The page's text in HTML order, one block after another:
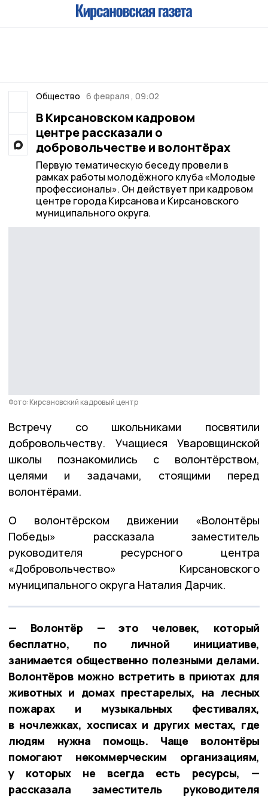
Общество 6 февраля , 09:02
В Кирсановском кадровом
центре рассказали о
добровольчестве и волонтёрах
Первую тематическую беседу провели в
рамках работы молодёжного клуба «Молодые
профессионалы». Он действует при кадровом
центре города Кирсанова и Кирсановского
муниципального округа.
Фото: Кирсановский кадровый центр
Встречу со школьниками посвятили
добровольчеству. Учащиеся Уваровщинской
школы познакомились с волонтёрством,
целями и задачами, стоящими перед
волонтёрами.
О волонтёрском движении «Волонтёры
Победы» рассказала заместитель
руководителя ресурсного центра
«Добровольчество» Кирсановского
муниципального округа Наталия Дарчик.
— Волонтёр — это человек, который
бесплатно, по личной инициативе,
занимается общественно полезными делами.
Волонтёров можно встретить в приютах для
животных и домах престарелых, на лесных
пожарах и музыкальных фестивалях,
в ночлежках, хосписах и других местах, где
людям нужна помощь. Чаще волонтёры
помогают некоммерческим организациям,
у которых не всегда есть ресурсы, —
рассказала заместитель руководителя